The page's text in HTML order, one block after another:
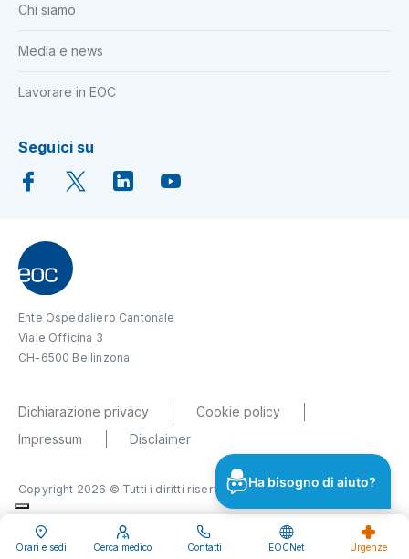
Orari e sedi Cerca medico Contatti EOCNet Urgenze
Chi siamo
Media e news
Lavorare in EOC
Seguici su
Ente Ospedaliero Cantonale
Viale Officina 3
CH-6500 Bellinzona
Dichiarazione privacy
Cookie policy
Impressum
Disclaimer
Copyright 2026 © Tutti i diritti riservati
Ha bisogno di aiuto?